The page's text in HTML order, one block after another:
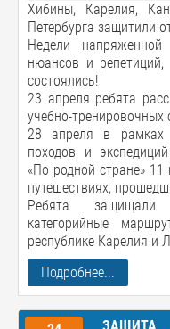
Хибины, Карелия,
Петербурга защитили
Недели напряженной
нюансов и
состоялись!
23 апреля ребята
учебно-тренировочных
28 апреля в рамках
походов и
«По родной стране»
путешествиях,
Ребята
категорийные
республике Карелия и
Подробнее...